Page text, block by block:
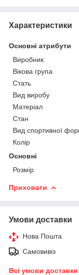
Характеристики
Основні атрибути
Виробник
Вікова група
Стать
Вид виробу
Матеріал
Стан
Вид спортивної
Колір
Основні
Розмір
Приховати
Умови доставки
Нова Пошта
Самовивіз
Всі умови доставки